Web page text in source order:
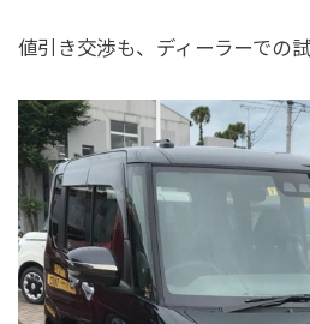
値引き交渉も、ディーラーでの